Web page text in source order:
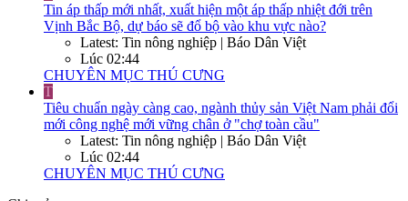
Tin áp thấp mới nhất, xuất hiện một áp thấp nhiệt đới trên
Vịnh Bắc Bộ, dự báo sẽ đổ bộ vào khu vực nào?
Latest: Tin nông nghiệp | Báo Dân Việt
Lúc 02:44
CHUYÊN MỤC THÚ CƯNG
T
Tiêu chuẩn ngày càng cao, ngành thủy sản Việt Nam phải đổi
mới công nghệ mới vững chân ở "chợ toàn cầu"
Latest: Tin nông nghiệp | Báo Dân Việt
Lúc 02:44
CHUYÊN MỤC THÚ CƯNG